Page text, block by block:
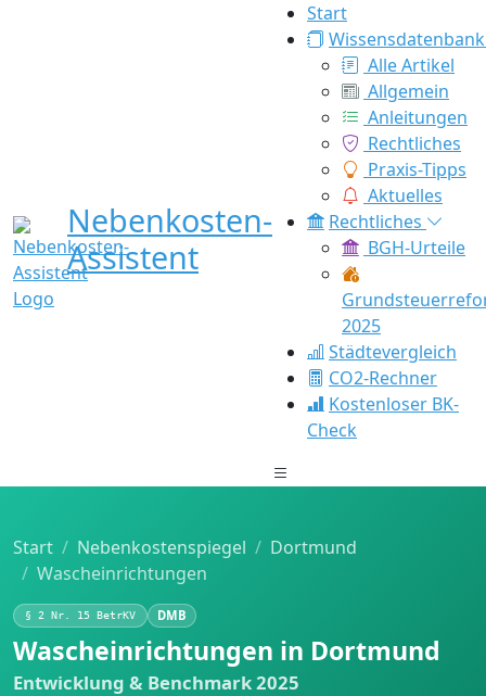
Nebenkosten-
Assistent
Start
Wissensdatenbank
Alle Artikel
Allgemein
Anleitungen
Rechtliches
Praxis-Tipps
Aktuelles
Rechtliches
BGH-Urteile
2025
Städtevergleich
CO2-Rechner
Kostenloser BK-
Check
Start Nebenkostenspiegel
Dortmund
Wascheinrichtungen
§ 2 Nr. 15 BetrKV DMB
Wascheinrichtungen in Dortmund
Entwicklung & Benchmark 2025